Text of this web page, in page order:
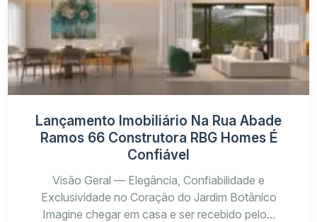
Lançamento Imobiliário Na Rua Abade
Ramos 66 Construtora RBG Homes É
Confiável
Visão Geral — Elegância, Confiabilidade e
Exclusividade no Coração do Jardim Botânico
Imagine chegar em casa e ser recebido pelo...